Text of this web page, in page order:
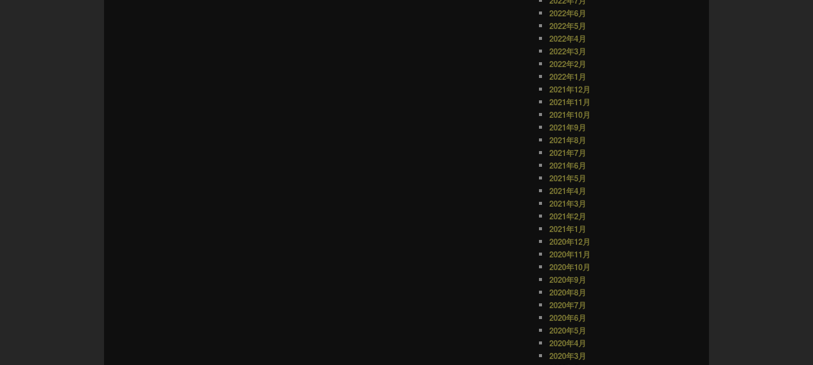
2022年6月
2022年5月
2022年4月
2022年3月
2022年2月
2022年1月
2021年12月
2021年11月
2021年10月
2021年9月
2021年8月
2021年7月
2021年6月
2021年5月
2021年4月
2021年3月
2021年2月
2021年1月
2020年12月
2020年11月
2020年10月
2020年9月
2020年8月
2020年7月
2020年6月
2020年5月
2020年4月
2020年3月